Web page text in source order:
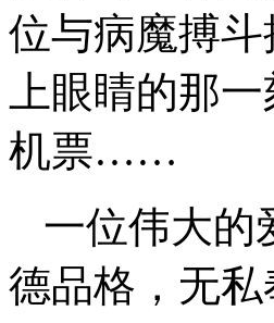
位与病魔搏
上眼睛的那
机票……
一位伟大的
德品格，无